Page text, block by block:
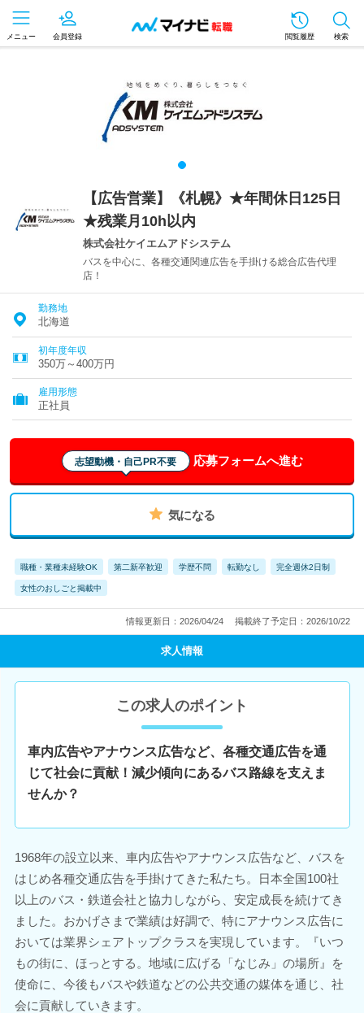
メニュー 会員登録 閲覧履歴 検索
【広告営業】《札幌》★年間休日125日
★残業月10h以内
株式会社ケイエムアドシステム
バスを中心に、各種交通関連広告を手掛ける総合広告代理
店！
勤務地
北海道
初年度年収
350万～400万円
雇用形態
正社員
志望動機・自己PR不要 応募フォームへ進む
気になる
職種・業種未経験OK 第二新卒歓迎 学歴不問 転勤なし 完全週休2日制
女性のおしごと掲載中
情報更新日：2026/04/24 掲載終了予定日：2026/10/22
求人情報
この求人のポイント
車内広告やアナウンス広告など、各種交通広告を通
じて社会に貢献！減少傾向にあるバス路線を支えま
せんか？
1968年の設立以来、車内広告やアナウンス広告など、バスを
はじめ各種交通広告を手掛けてきた私たち。日本全国100社
以上のバス・鉄道会社と協力しながら、安定成長を続けてき
ました。おかげさまで業績は好調で、特にアナウンス広告に
おいては業界シェアトップクラスを実現しています。『いつ
もの街に、ほっとする。地域に広げる「なじみ」の場所』を
使命に、今後もバスや鉄道などの公共交通の媒体を通じ、社
会に貢献していきます。